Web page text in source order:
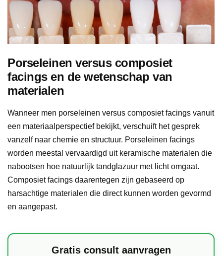
Porseleinen versus composiet
facings en de wetenschap van
materialen
Wanneer men porseleinen versus composiet facings vanuit
een materiaalperspectief bekijkt, verschuift het gesprek
vanzelf naar chemie en structuur. Porseleinen facings
worden meestal vervaardigd uit keramische materialen die
nabootsen hoe natuurlijk tandglazuur met licht omgaat.
Composiet facings daarentegen zijn gebaseerd op
harsachtige materialen die direct kunnen worden gevormd
en aangepast.
Gratis consult aanvragen